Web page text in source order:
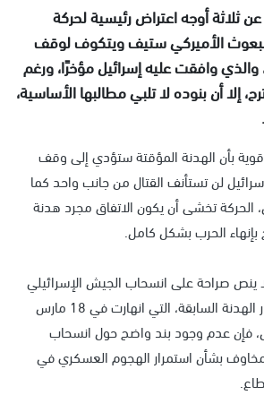
ثلاثة أوجه اعتراض رئيسية لحركة
الأميركي ستيف ويتكوف لوقف
وافقت عليه إسرائيل مؤخرًا، ورغم
إلا أن بنوده لا تلبي مطالبها الأساسية،
بأن الهدنة المؤقتة ستؤدي إلى وقف
لن تستأنف القتال من جانب واحد كما
تخشى أن يكون الاتفاق مجرد هدنة
الحرب بشكل كامل.
ينص صراحة على انسحاب الجيش الإسرائيلي
إلى خطوط ما قبل انهيار الهدنة السابقة، التي انهارت في 18 مارس
فإن عدم وجود بند واضح حول انسحاب
مخاوف بشأن استمرار الهجوم العسكري في